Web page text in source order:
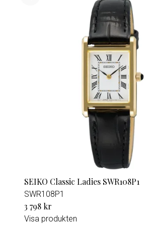
SEIKO Classic Ladies SWR108P1
SWR108P1
3 798 kr
Visa produkten